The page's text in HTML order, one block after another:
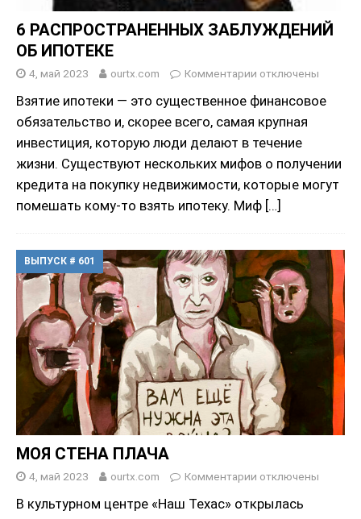
6 РАСПРОСТРАНЕННЫХ ЗАБЛУЖДЕНИЙ
ОБ ИПОТЕКЕ
4, май 2023 ourtx.com Комментарии отключены
Взятие ипотеки — это существенное финансовое
обязательство и, скорее всего, самая крупная
инвестиция, которую люди делают в течение
жизни. Существуют нескольких мифов о получении
кредита на покупку недвижимости, которые могут
помешать кому-то взять ипотеку. Миф […]
ВЫПУСК # 601
МОЯ СТЕНА ПЛАЧА
4, май 2023 ourtx.com Комментарии отключены
В культурном центре «Наш Техас» открылась